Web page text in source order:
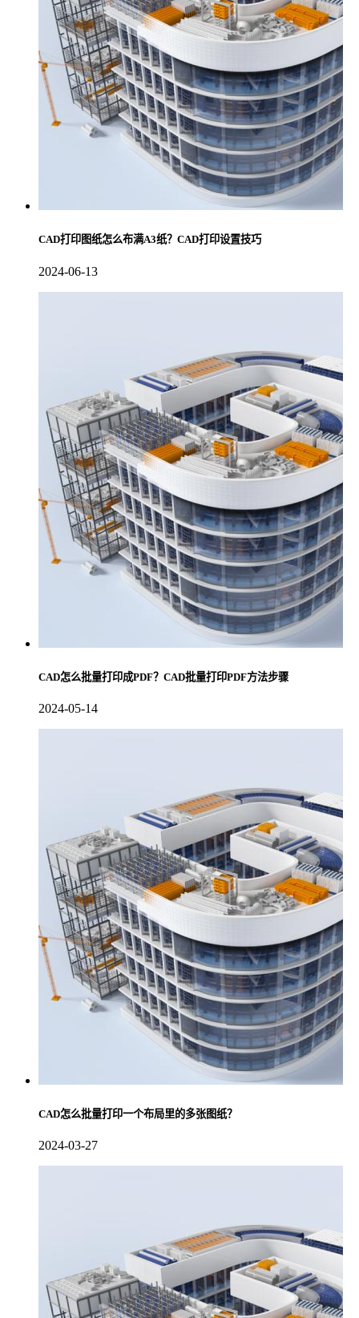
CAD打印图纸怎么布满A3纸？CAD打印设置技巧
2024-06-13
CAD怎么批量打印成PDF？CAD批量打印PDF方法步骤
2024-05-14
CAD怎么批量打印一个布局里的多张图纸？
2024-03-27